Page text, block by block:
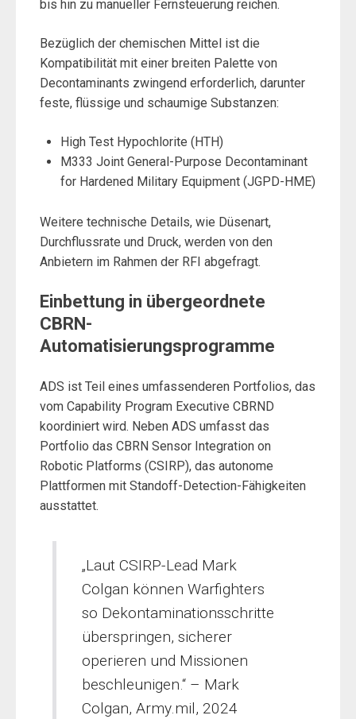
bis hin zu manueller Fernsteuerung reichen.
Bezüglich der chemischen Mittel ist die
Kompatibilität mit einer breiten Palette von
Decontaminants zwingend erforderlich, darunter
feste, flüssige und schaumige Substanzen:
High Test Hypochlorite (HTH)
M333 Joint General-Purpose Decontaminant
for Hardened Military Equipment (JGPD-HME)
Weitere technische Details, wie Düsenart,
Durchflussrate und Druck, werden von den
Anbietern im Rahmen der RFI abgefragt.
Einbettung in übergeordnete
CBRN-
Automatisierungsprogramme
ADS ist Teil eines umfassenderen Portfolios, das
vom Capability Program Executive CBRND
koordiniert wird. Neben ADS umfasst das
Portfolio das CBRN Sensor Integration on
Robotic Platforms (CSIRP), das autonome
Plattformen mit Standoff-Detection-Fähigkeiten
ausstattet.
„Laut CSIRP-Lead Mark
Colgan können Warfighters
so Dekontaminationsschritte
überspringen, sicherer
operieren und Missionen
beschleunigen.“ – Mark
Colgan, Army.mil, 2024